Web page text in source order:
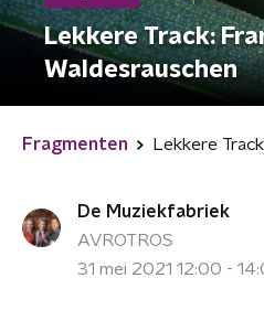
Lekkere Track:
Waldesrauschen
Fragmenten
De Muziekfabriek
AVROTROS
31 mei 2021 12:00 -